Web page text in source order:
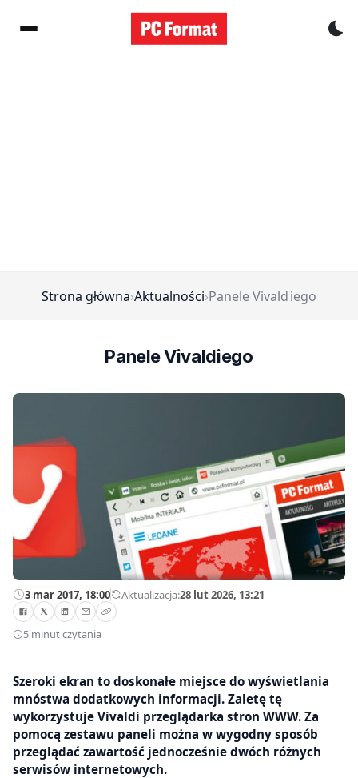
Strona główna›Aktualności›Panele Vivald iego
Panele Vivald iego
3 mar 2017, 18:00—Aktualizacja:28 lut 2026, 13:21
5 minut czytania
Szeroki ekran to doskonałe miejsce do wyświetlania
mnóstwa dodatkowych informacji. Zaletę tę
wykorzystuje Vivaldi przeglądarka stron WWW. Za
pomocą zestawu paneli można w wygodny sposób
przeglądać zawartość jednocześnie dwóch różnych
serwisów internetowych.